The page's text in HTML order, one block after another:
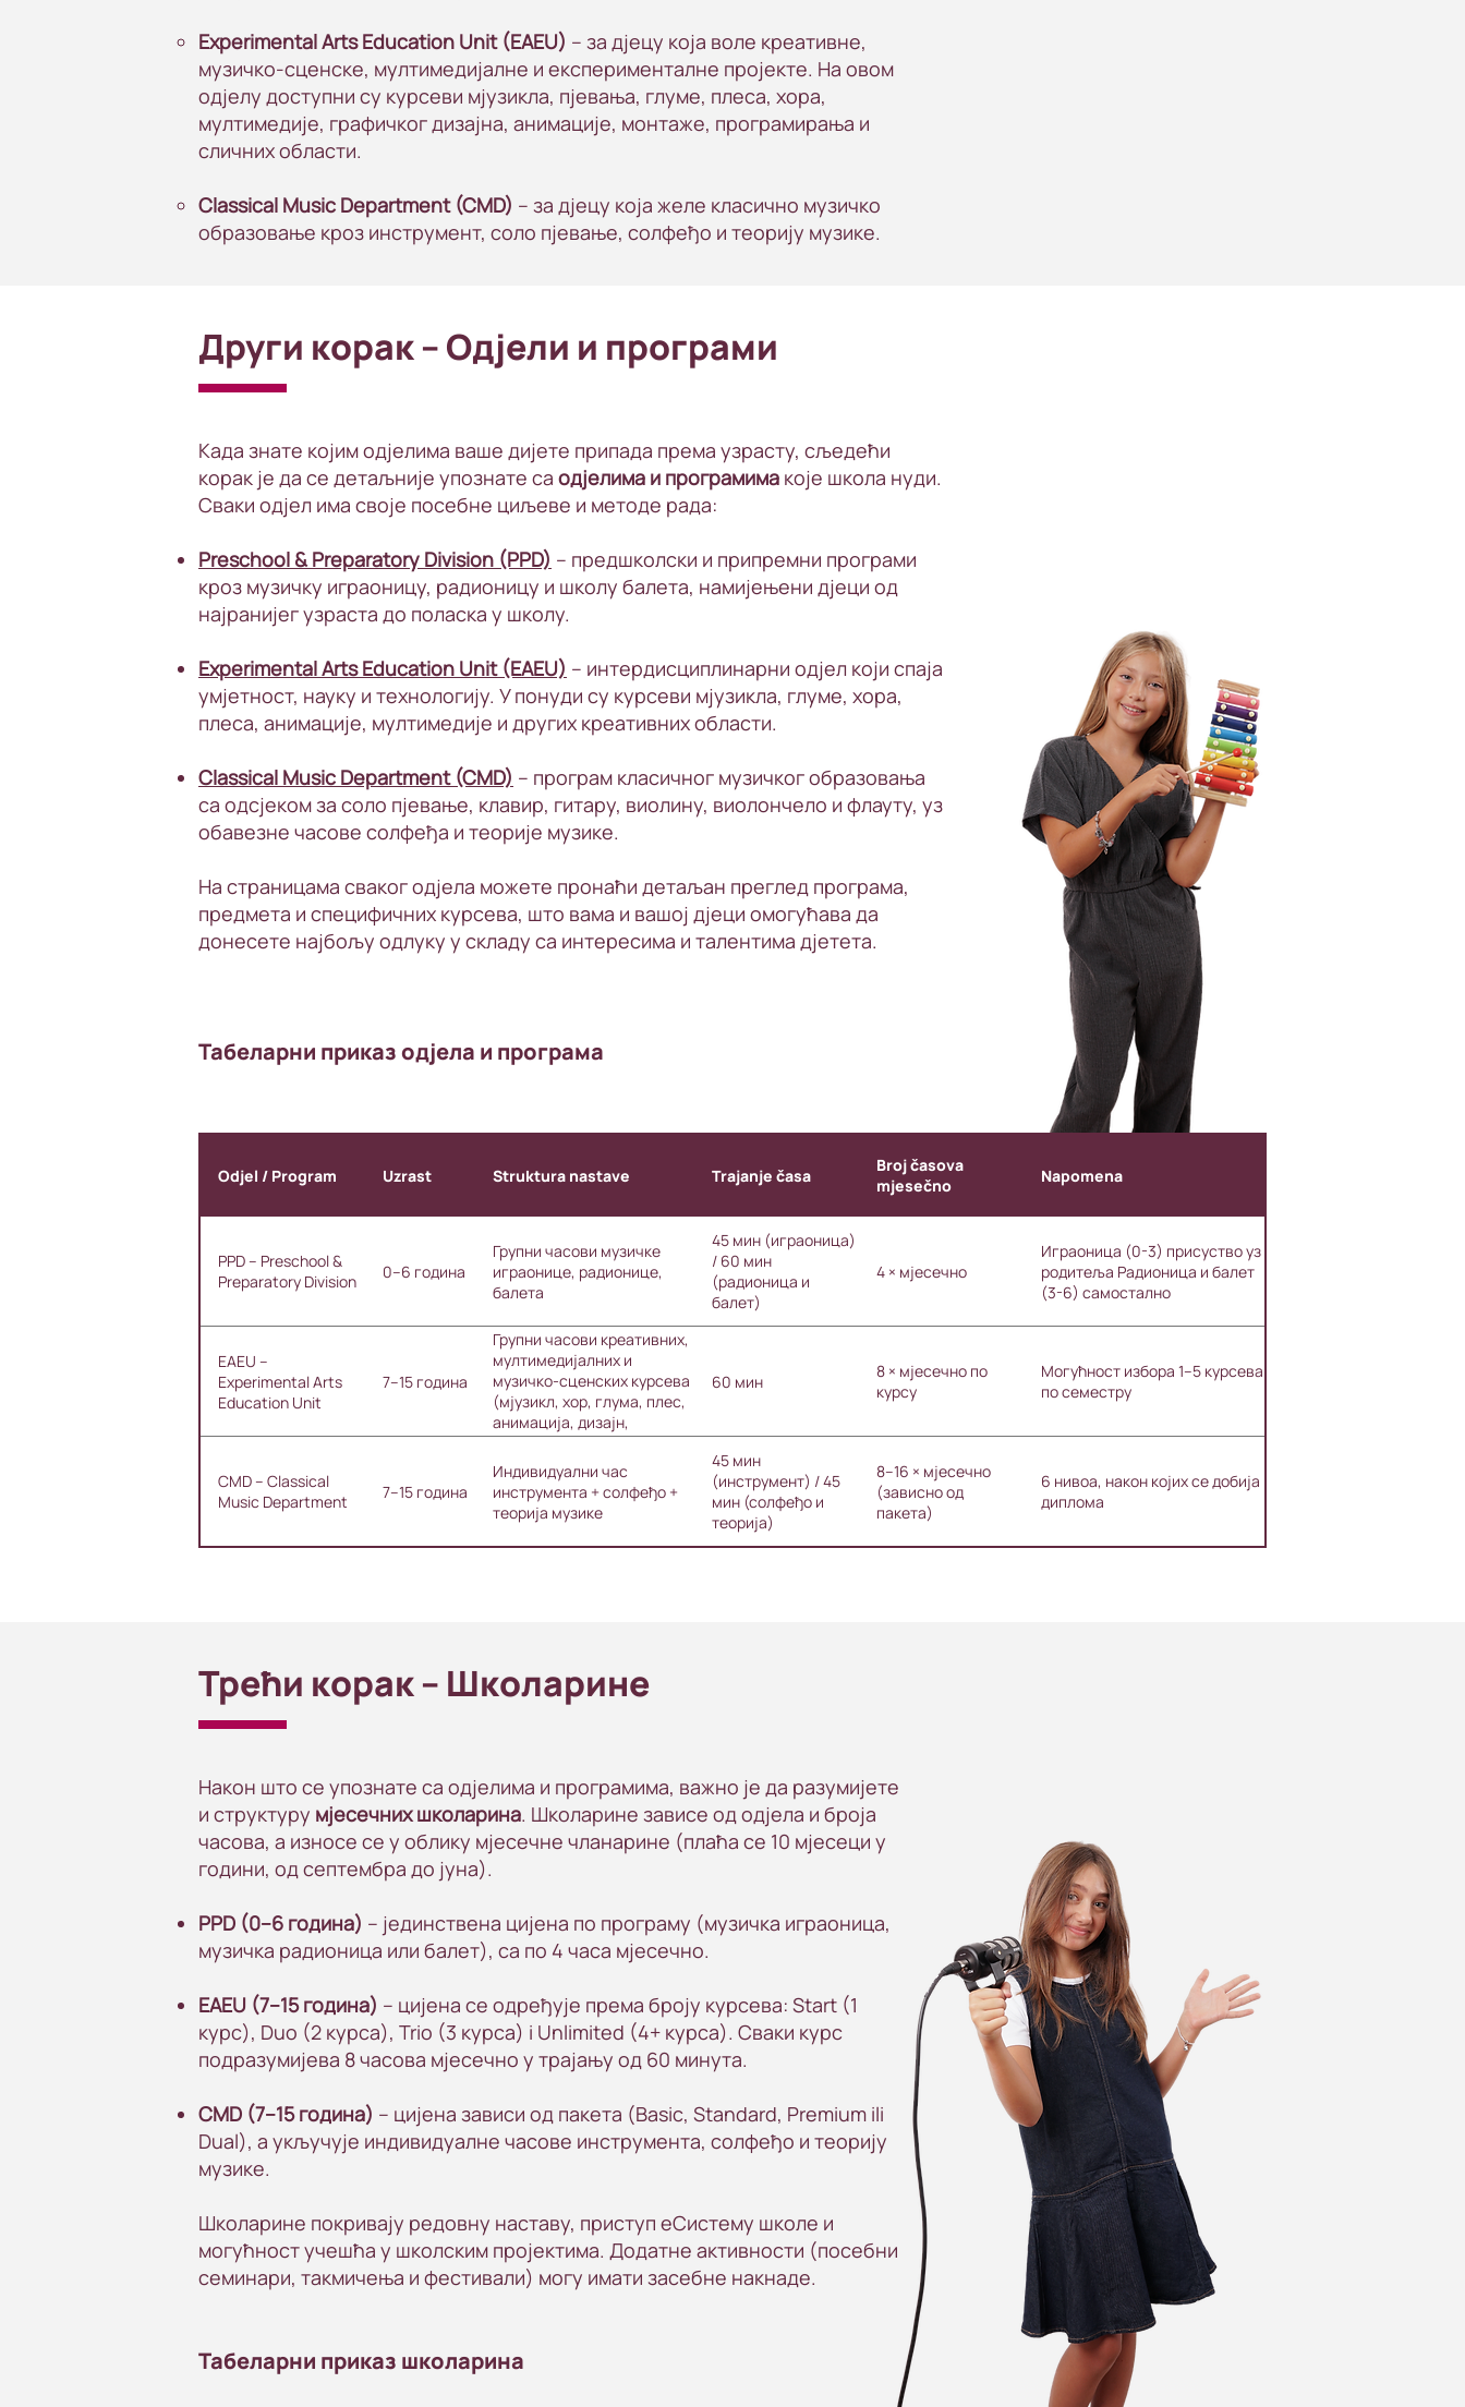
Experimental Arts Education Unit (EAEU) – за дјецу која воле креативне,
музичко-сценске, мултимедијалне и експерименталне пројекте. На овом
одјелу доступни су курсеви мјузикла, пјевања, глуме, плеса, хора,
мултимедије, графичког дизајна, анимације, монтаже, програмирања и
сличних области.
Classical Music Department (CMD) – за дјецу која желе класично музичко
образовање кроз инструмент, соло пјевање, солфеђо и теорију музике.
Други корак – Одјели и програми
Када знате којим одјелима ваше дијете припада према узрасту, сљедећи
корак је да се детаљније упознате са одјелима и програмима које школа нуди.
Сваки одјел има своје посебне циљеве и методе рада:
Preschool & Preparatory Division (PPD) – предшколски и припремни програми
кроз музичку играоницу, радионицу и школу балета, намијењени дјеци од
најранијег узраста до поласка у школу.
Experimental Arts Education Unit (EAEU) – интердисциплинарни одјел који спаја
умјетност, науку и технологију. У понуди су курсеви мјузикла, глуме, хора,
плеса, анимације, мултимедије и других креативних области.
Classical Music Department (CMD) – програм класичног музичког образовања
са одсјеком за соло пјевање, клавир, гитару, виолину, виолончело и флауту, уз
обавезне часове солфеђа и теорије музике.
На страницама сваког одјела можете пронаћи детаљан преглед програма,
предмета и специфичних курсева, што вама и вашој дјеци омогућава да
донесете најбољу одлуку у складу са интересима и талентима дјетета.
Табеларни приказ одјела и програма
Odjel / Program Uzrast Struktura nastave Trajanje časa
Broj časova
mjesečno
Napomena
PPD – Preschool &
Preparatory Division
0–6 година
Групни часови музичке
играонице, радионице,
балета
45 мин (играоница)
/ 60 мин
(радионица и
балет)
4 × мјесечно
Играоница (0-3) присуство уз
родитеља Радионица и балет
(3-6) самостално
EAEU –
Experimental Arts
Education Unit
7–15 година
Групни часови креативних,
мултимедијалних и
музичко-сценских курсева
(мјузикл, хор, глума, плес,
анимација, дизајн,
програмирање…)
60 мин
8 × мјесечно по
курсу
Могућност избора 1–5 курсева
по семестру
CMD – Classical
Music Department
7–15 година
Индивидуални час
инструмента + солфеђо +
теорија музике
45 мин
(инструмент) / 45
мин (солфеђо и
теорија)
8–16 × мјесечно
(зависно од
пакета)
6 нивоа, након којих се добија
диплома
Трећи корак – Школарине
Након што се упознате са одјелима и програмима, важно је да разумијете
и структуру мјесечних школарина. Школарине зависе од одјела и броја
часова, а износе се у облику мјесечне чланарине (плаћа се 10 мјесеци у
години, од септембра до јуна).
PPD (0–6 година) – јединствена цијена по програму (музичка играоница,
музичка радионица или балет), са по 4 часа мјесечно.
EAEU (7–15 година) – цијена се одређује према броју курсева: Start (1
курс), Duo (2 курса), Trio (3 курса) i Unlimited (4+ курса). Сваки курс
подразумијева 8 часова мјесечно у трајању од 60 минута.
CMD (7–15 година) – цијена зависи од пакета (Basic, Standard, Premium ili
Dual), а укључује индивидуалне часове инструмента, солфеђо и теорију
музике.
Школарине покривају редовну наставу, приступ еСистему школе и
могућност учешћа у школским пројектима. Додатне активности (посебни
семинари, такмичења и фестивали) могу имати засебне накнаде.
Табеларни приказ школарина